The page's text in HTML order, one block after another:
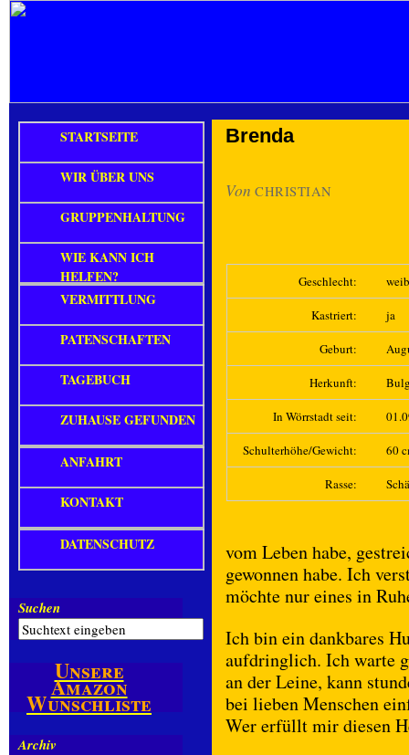
Brenda
Von CHRISTIAN
Geschlecht:
Kastriert: ja
Geburt:
Herkunft:
In Wörrstadt seit:
Schulterhöhe/Gewicht: 60
Rasse:
vom Leben habe,
gewonnen habe. Ich
möchte nur eines in
Ich bin ein dankbares
aufdringlich. Ich warte
an der Leine, kann
bei lieben Menschen
Wer erfüllt mir diesen
STARTSEITE
WIR ÜBER UNS
GRUPPENHALTUNG
WIE KANN ICH
HELFEN?
VERMITTLUNG
PATENSCHAFTEN
TAGEBUCH
ZUHAUSE GEFUNDEN
ANFAHRT
KONTAKT
DATENSCHUTZ
Suchen
Unsere
Amazon
Wunschliste
Archiv